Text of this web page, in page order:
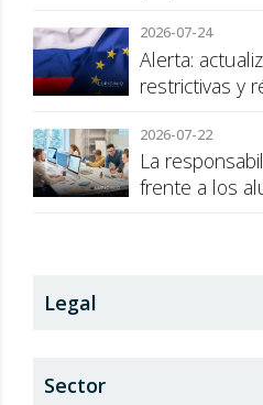
2026-07-24
Alerta:
restrictivas y
2026-07-22
La
frente a los
Legal
Sector